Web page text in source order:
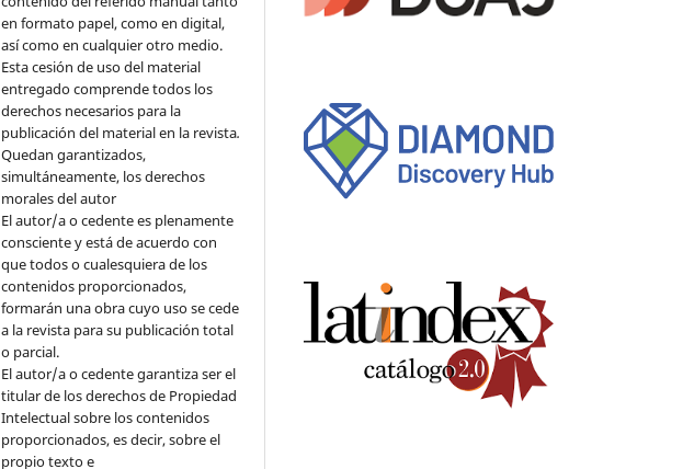
en formato papel, como en digital,
así como en cualquier otro medio.
Esta cesión de uso del material
entregado comprende todos los
derechos necesarios para la
publicación del material en la revista.
Quedan garantizados,
simultáneamente, los derechos
morales del autor
El autor/a o cedente es plenamente
consciente y está de acuerdo con
que todos o cualesquiera de los
contenidos proporcionados,
formarán una obra cuyo uso se cede
a la revista para su publicación total
o parcial.
El autor/a o cedente garantiza ser el
titular de los derechos de Propiedad
Intelectual sobre los contenidos
proporcionados, es decir, sobre el
propio texto e